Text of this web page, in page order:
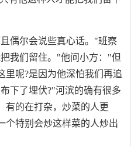
偶尔会说些真心话。"班察
我们留住。"他问小方："但
里呢?是因为他深怕我们再追
下了埋伏?"河滨的确有很多
有的在打杂，炒菜的人更
个特别会炒这样菜的人炒出